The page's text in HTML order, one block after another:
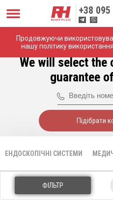
Продовжуючи
нашу політику
+38
Головна Медичні ендоскопи
We will select the
guarantee
Підібрати
ЕНДОСКОПІЧНІ СИСТЕМИ
ФІЛЬТР